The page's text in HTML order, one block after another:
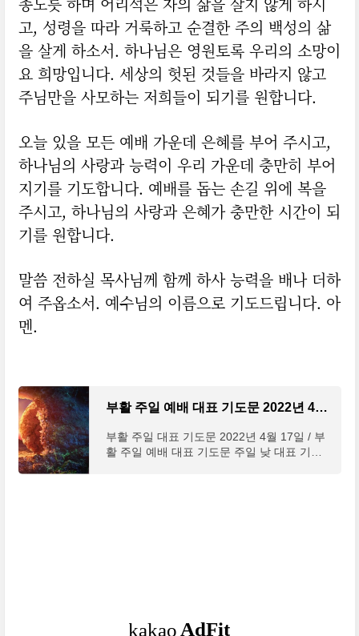
고, 성령을 따라 거룩하고 순결한 주의 백성의 삶
을 살게 하소서. 하나님은 영원토록 우리의 소망이
요 희망입니다. 세상의 헛된 것들을 바라지 않고
주님만을 사모하는 저희들이 되기를 원합니다.
오늘 있을 모든 예배 가운데 은혜를 부어 주시고,
하나님의 사랑과 능력이 우리 가운데 충만히 부어
지기를 기도합니다. 예배를 돕는 손길 위에 복을
주시고, 하나님의 사랑과 은혜가 충만한 시간이 되
기를 원합니다.
말씀 전하실 목사님께 함께 하사 능력을 배나 더하
여 주옵소서. 예수님의 이름으로 기도드립니다. 아
멘.
부활 주일 예배 대표 기도문 2022년 4월 셋째 주
부활 주일 대표 기도문 2022년 4월 17일 / 부
활 주일 예배 대표 기도문 주일 낮 대표 기도